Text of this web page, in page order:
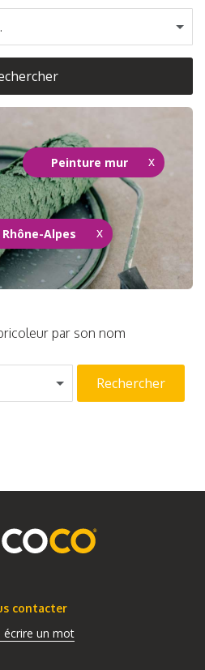
Peinture mur
Alpes
par son nom
Rechercher
contacter
écrire un mot